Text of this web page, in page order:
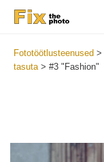
Fototöötlusteenused >
tasuta> #3 "Fashion"